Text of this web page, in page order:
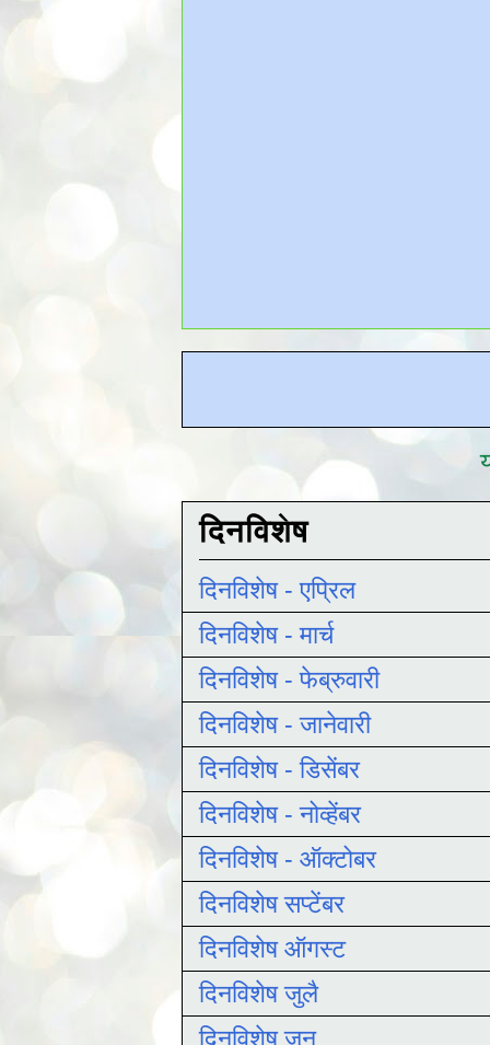
दिनविशेष
दिनविशेष - एप्रिल
दिनविशेष - मार्च
दिनविशेष - फेब्रुवारी
दिनविशेष - जानेवारी
दिनविशेष - डिसेंबर
दिनविशेष - नोव्हेंबर
दिनविशेष - ऑक्टोबर
दिनविशेष सप्टेंबर
दिनविशेष ऑगस्ट
दिनविशेष जुलै
दिनविशेष जून